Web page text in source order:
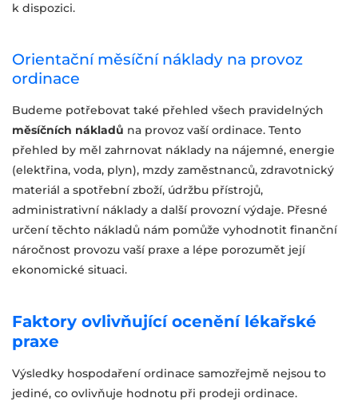
k dispozici.
Orientační měsíční náklady na provoz
ordinace
Budeme potřebovat také přehled všech pravidelných
měsíčních nákladů na provoz vaší ordinace. Tento
přehled by měl zahrnovat náklady na nájemné, energie
(elektřina, voda, plyn), mzdy zaměstnanců, zdravotnický
materiál a spotřební zboží, údržbu přístrojů,
administrativní náklady a další provozní výdaje. Přesné
určení těchto nákladů nám pomůže vyhodnotit finanční
náročnost provozu vaší praxe a lépe porozumět její
ekonomické situaci.
Faktory ovlivňující ocenění lékařské
praxe
Výsledky hospodaření ordinace samozřejmě nejsou to
jediné, co ovlivňuje hodnotu při prodeji ordinace.